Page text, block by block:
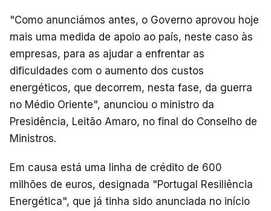
"Como anunciámos antes, o Governo aprovou hoje
mais uma medida de apoio ao país, neste caso às
empresas, para as ajudar a enfrentar as
dificuldades com o aumento dos custos
energéticos, que decorrem, nesta fase, da guerra
no Médio Oriente", anunciou o ministro da
Presidência, Leitão Amaro, no final do Conselho de
Ministros.
Em causa está uma linha de crédito de 600
milhões de euros, designada "Portugal Resiliência
Energética", que já tinha sido anunciada no início